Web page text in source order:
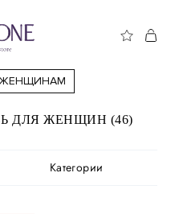
ДЛЯ ЖЕНЩИН (46)
Категории